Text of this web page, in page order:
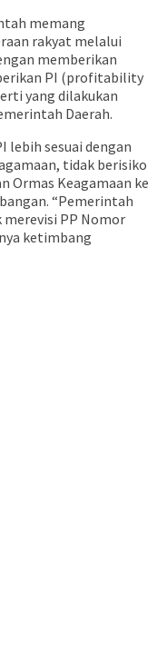
memang
rakyat melalui
memberikan
PI (profitability
yang dilakukan
Daerah.
lebih sesuai dengan
tidak berisiko
Ormas Keagamaan ke
“Pemerintah
PP Nomor
ketimbang